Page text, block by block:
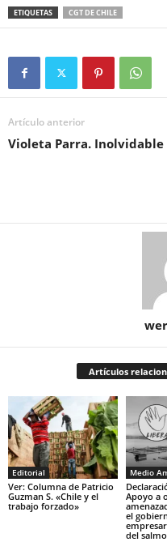
ETIQUETAS CGT DE CHILE
Artículo anterior
Violeta Parra. Inolvidable
Artículos
Editorial
Ver: Columna de Patricio
Guzman S. «Chile y el
trabajo forzado»
Apoyo a
el
del